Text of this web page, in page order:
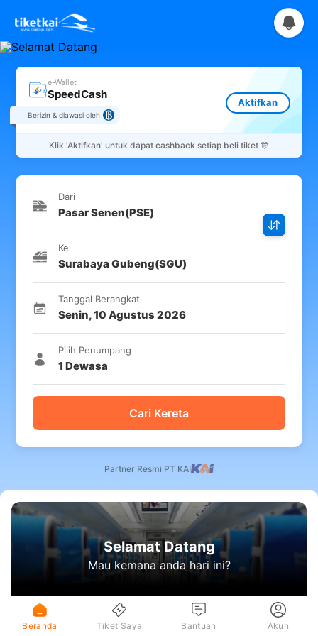
e-Wallet
SpeedCash
Berizin & diawasi oleh
Aktifkan
Klik 'Aktifkan' untuk dapat cashback setiap beli tiket 🎊
Dari
Pasar Senen(PSE)
Ke
Surabaya Gubeng(SGU)
Tanggal Berangkat
Senin,10 Agustus 2026
Pilih Penumpang
1 Dewasa
Cari Kereta
Partner Resmi PT KAI
Selamat Datang
Mau kemana anda hari ini?
Beranda Tiket Saya Bantuan Akun